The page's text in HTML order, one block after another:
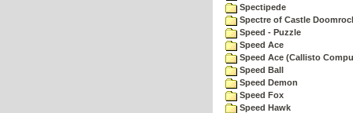
Spectipede
Spectre of Castle
Speed - Puzzle
Speed Ace
Speed Ace (Callisto
Speed Ball
Speed Demon
Speed Fox
Speed Hawk